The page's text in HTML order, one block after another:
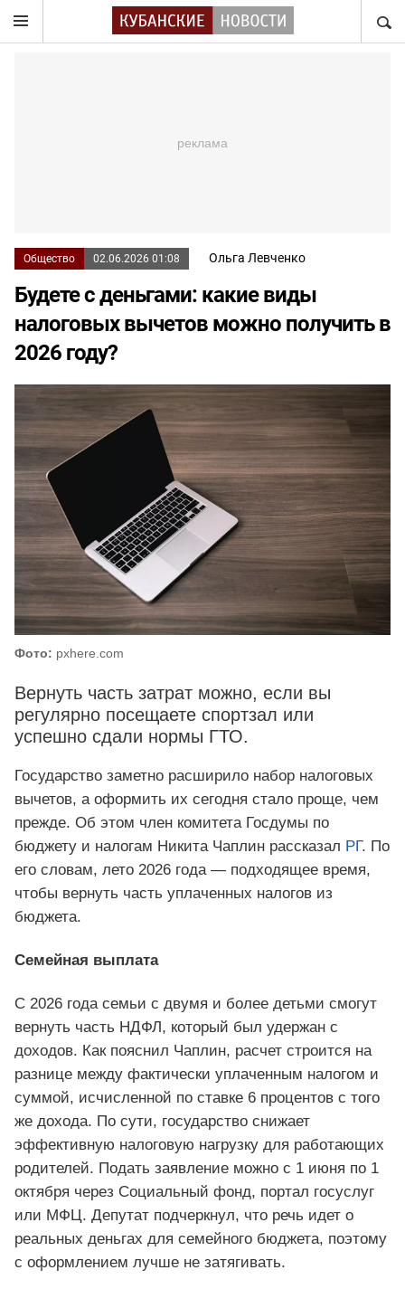
Общество 02.06.2026 01:08 Ольга Левченко
Будете с деньгами: какие виды
налоговых вычетов можно получить в
2026 году?
Фото: pxhere.com
Вернуть часть затрат можно, если вы
регулярно посещаете спортзал или
успешно сдали нормы ГТО.
Государство заметно расширило набор налоговых
вычетов, а оформить их сегодня стало проще, чем
прежде. Об этом член комитета Госдумы по
бюджету и налогам Никита Чаплин рассказал РГ. По
его словам, лето 2026 года — подходящее время,
чтобы вернуть часть уплаченных налогов из
бюджета.
Семейная выплата
С 2026 года семьи с двумя и более детьми смогут
вернуть часть НДФЛ, который был удержан с
доходов. Как пояснил Чаплин, расчет строится на
разнице между фактически уплаченным налогом и
суммой, исчисленной по ставке 6 процентов с того
же дохода. По сути, государство снижает
эффективную налоговую нагрузку для работающих
родителей. Подать заявление можно с 1 июня по 1
октября через Социальный фонд, портал госуслуг
или МФЦ. Депутат подчеркнул, что речь идет о
реальных деньгах для семейного бюджета, поэтому
с оформлением лучше не затягивать.